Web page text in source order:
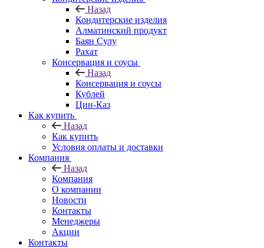
Назад
Кондитерские изделия
Алматинский продукт
Баян Сулу
Рахат
Консервация и соусы
Назад
Консервация и соусы
Кублей
Цин-Каз
Как купить
Назад
Как купить
Условия оплаты и доставки
Компания
Назад
Компания
О компании
Новости
Контакты
Менеджеры
Акции
Контакты